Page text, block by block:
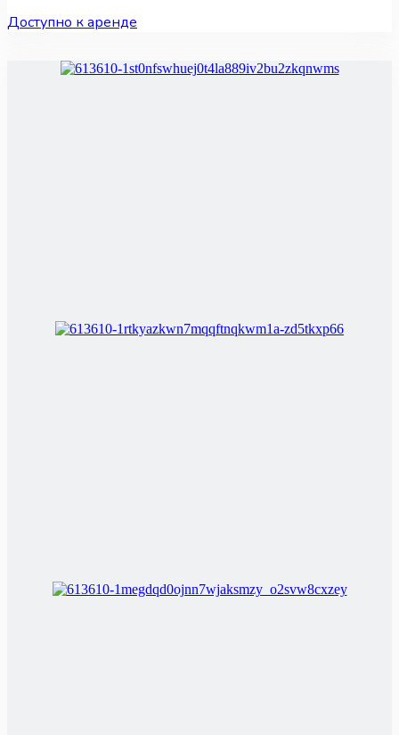
Доступно к аренде